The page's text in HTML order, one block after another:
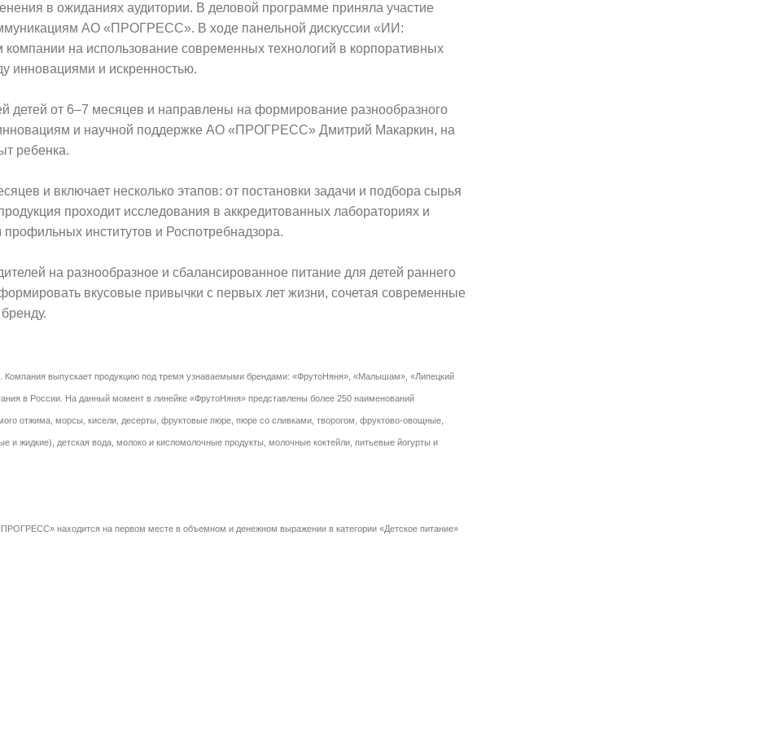
в ожиданиях аудитории. В деловой программе приняла участие
АО «ПРОГРЕСС». В ходе панельной дискуссии «ИИ:
на использование современных технологий в корпоративных
инновациями и искренностью.
детей от 6–7 месяцев и направлены на формирование разнообразного
и научной поддержке АО «ПРОГРЕСС» Дмитрий Макаркин, на
ребенка.
и включает несколько этапов: от постановки задачи и подбора сырья
проходит исследования в аккредитованных лабораториях и
профильных институтов и Роспотребнадзора.
на разнообразное и сбалансированное питание для детей раннего
вкусовые привычки с первых лет жизни, сочетая современные
Компания выпускает продукцию под тремя узнаваемыми брендами: «ФрутоНяня», «Малышам», «Липецкий
в России. На данный момент в линейке «ФрутоНяня» представлены более 250 наименований
отжима, морсы, кисели, десерты, фруктовые пюре, пюре со сливками, творогом, фруктово-овощные,
жидкие), детская вода, молоко и кисломолочные продукты, молочные коктейли, питьевые йогурты и
находится на первом месте в объемном и денежном выражении в категории «Детское питание»